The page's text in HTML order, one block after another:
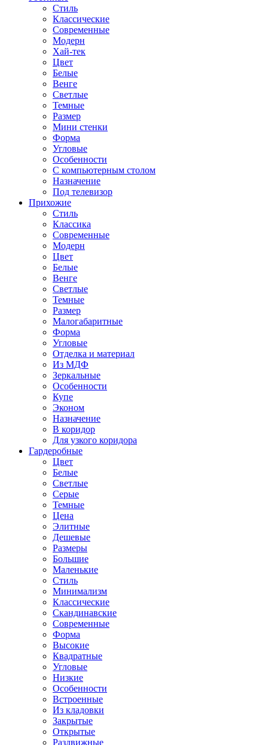
Стиль
Классические
Современные
Модерн
Хай-тек
Цвет
Белые
Венге
Светлые
Темные
Размер
Мини стенки
Форма
Угловые
Особенности
С компьютерным столом
Назначение
Под телевизор
Прихожие
Стиль
Классика
Современные
Модерн
Цвет
Белые
Венге
Светлые
Темные
Размер
Малогабаритные
Форма
Угловые
Отделка и материал
Из МДФ
Зеркальные
Особенности
Купе
Эконом
Назначение
В коридор
Для узкого коридора
Гардеробные
Цвет
Белые
Светлые
Серые
Темные
Цена
Элитные
Дешевые
Размеры
Большие
Маленькие
Стиль
Минимализм
Классические
Скандинавские
Современные
Форма
Высокие
Квадратные
Угловые
Низкие
Особенности
Встроенные
Из кладовки
Закрытые
Открытые
Раздвижные